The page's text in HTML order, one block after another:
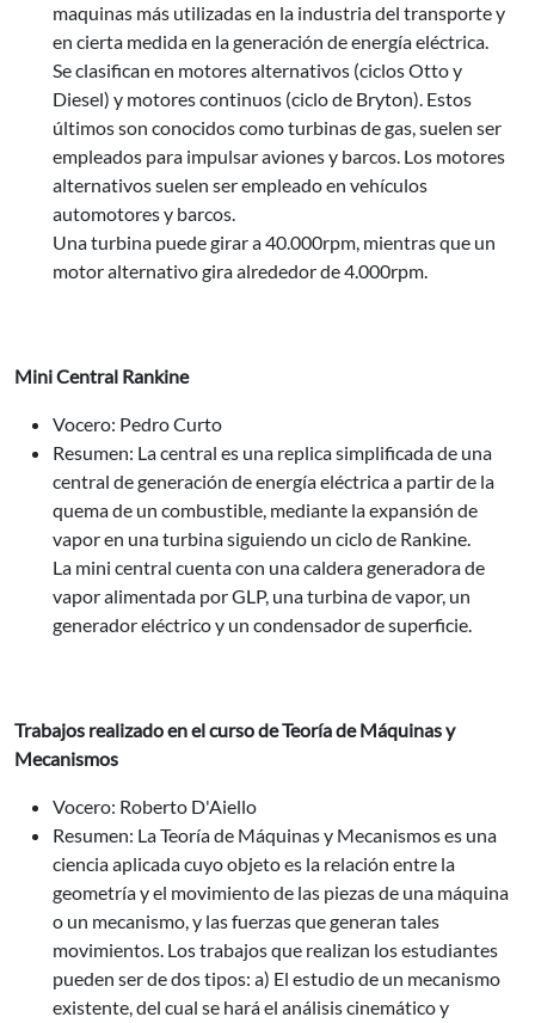
maquinas más utilizadas en la industria del transporte y
en cierta medida en la generación de energía eléctrica.
Se clasifican en motores alternativos (ciclos Otto y
Diesel) y motores continuos (ciclo de Bryton). Estos
últimos son conocidos como turbinas de gas, suelen ser
empleados para impulsar aviones y barcos. Los motores
alternativos suelen ser empleado en vehículos
automotores y barcos.
Una turbina puede girar a 40.000rpm, mientras que un
motor alternativo gira alrededor de 4.000rpm.
Mini Central Rankine
Vocero: Pedro Curto
Resumen: La central es una replica simplificada de una
central de generación de energía eléctrica a partir de la
quema de un combustible, mediante la expansión de
vapor en una turbina siguiendo un ciclo de Rankine.
La mini central cuenta con una caldera generadora de
vapor alimentada por GLP, una turbina de vapor, un
generador eléctrico y un condensador de superficie.
Trabajos realizado en el curso de Teoría de Máquinas y
Mecanismos
Vocero: Roberto D'Aiello
Resumen: La Teoría de Máquinas y Mecanismos es una
ciencia aplicada cuyo objeto es la relación entre la
geometría y el movimiento de las piezas de una máquina
o un mecanismo, y las fuerzas que generan tales
movimientos. Los trabajos que realizan los estudiantes
pueden ser de dos tipos: a) El estudio de un mecanismo
existente, del cual se hará el análisis cinemático y